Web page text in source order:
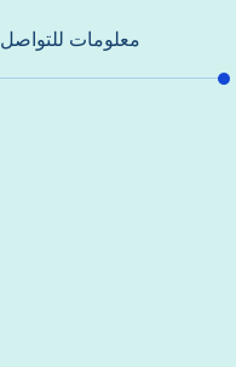
معلومات للتواصل